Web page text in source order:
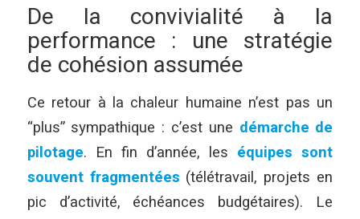
De la convivialité à la
performance : une stratégie
de cohésion assumée
Ce retour à la chaleur humaine n’est pas un
“plus” sympathique : c’est une démarche de
pilotage. En fin d’année, les équipes sont
souvent fragmentées (télétravail, projets en
pic d’activité, échéances budgétaires). Le